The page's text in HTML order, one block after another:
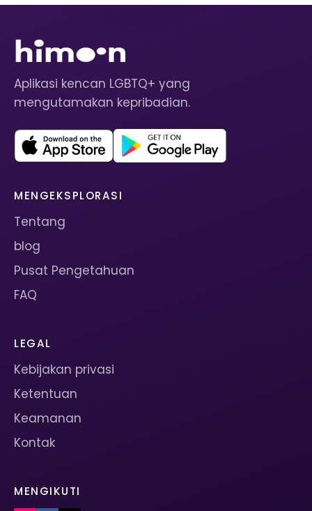
Aplikasi kencan LGBTQ+ yang
mengutamakan kepribadian.
MENGEKSPLORASI
Tentang
blog
Pusat Pengetahuan
FAQ
LEGAL
Kebijakan privasi
Ketentuan
Keamanan
Kontak
MENGIKUTI